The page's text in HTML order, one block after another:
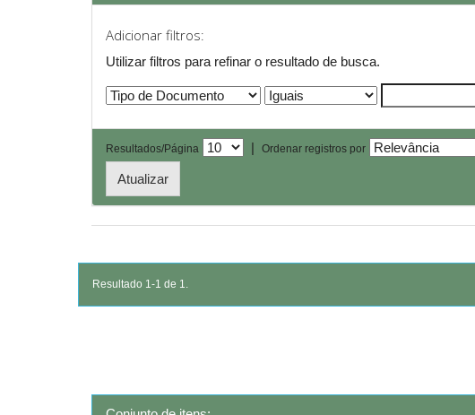
Adicionar filtros:
Utilizar filtros para refinar o resultado de busca.
Resultados/Página | Ordenar registros por
Resultado 1-1 de 1.